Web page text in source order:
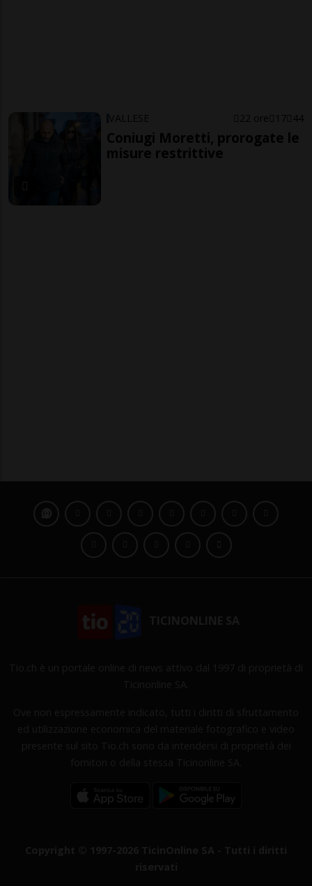
VALLESE 22 ore 17 44
Coniugi Moretti, prorogate le
misure restrittive